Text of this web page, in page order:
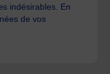
indésirables. En
de vos